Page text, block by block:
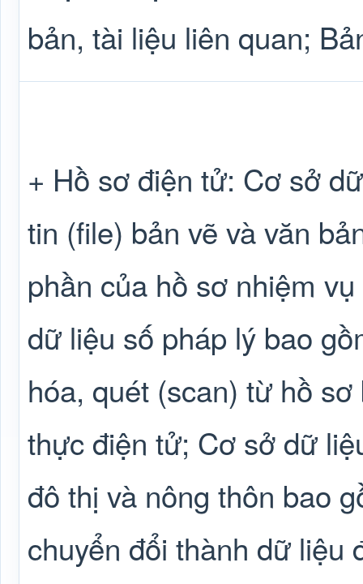
bản, tài liệu liên quan;
+ Hồ sơ điện tử: Cơ sở
tin (file) bản vẽ và văn
phần của hồ sơ nhiệm
dữ liệu số pháp lý bao
hóa, quét (scan) từ hồ
thực điện tử; Cơ sở dữ
đô thị và nông thôn bao
chuyển đổi thành dữ liệu